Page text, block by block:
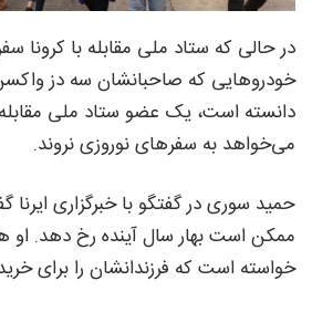
در حالی که ستاد ملی مقابله با کرونا
خودروهایی که صاحبانشان سه دز واکسن
دانسته است، یک عضو ستاد ملی مقابله
می‌خواهد به سفرهای نوروزی نروند.
حمید سوری در گفتگو با خبرگزاری
ممکن است بهار سال آینده رخ دهد. او
خواسته است که فرزندانشان را برای